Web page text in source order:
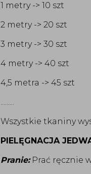
1 metry -> 10 szt
2 metry -> 20 szt
3 metry -> 30 szt
4 metry -> 40 szt
4,5 metra -> 45 szt
.........
Wszystkie tkaniny
PIELĘGNACJA
Pranie:Prać ręcznie